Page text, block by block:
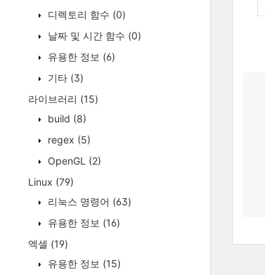
디렉토리 함수 (0)
날짜 및 시간 함수 (0)
유용한 정보 (6)
기타 (3)
라이브러리 (15)
build (8)
regex (5)
OpenGL (2)
Linux (79)
리눅스 명령어 (63)
유용한 정보 (16)
엑셀 (19)
유용한 정보 (15)